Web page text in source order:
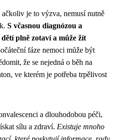
je to výzva, nemusí nutně
S včasnou diagnózou a
plně zotaví a může žít
fáze nemoci může být
že se nejedná o běh na
ve kterém je potřeba trpělivost
a dlouhodobou péči,
sílu a zdraví. Existuje mnoho